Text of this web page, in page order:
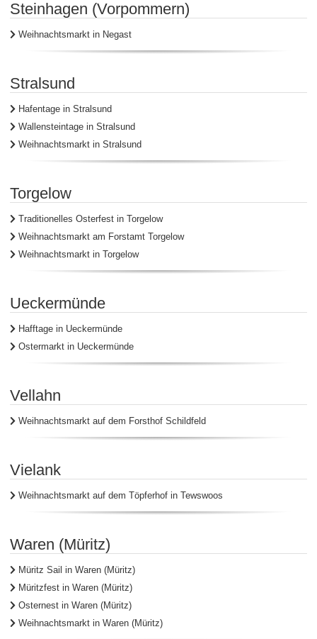
Steinhagen (Vorpommern)
Weihnachtsmarkt in Negast
Stralsund
Hafentage in Stralsund
Wallensteintage in Stralsund
Weihnachtsmarkt in Stralsund
Torgelow
Traditionelles Osterfest in Torgelow
Weihnachtsmarkt am Forstamt Torgelow
Weihnachtsmarkt in Torgelow
Ueckermünde
Hafftage in Ueckermünde
Ostermarkt in Ueckermünde
Vellahn
Weihnachtsmarkt auf dem Forsthof Schildfeld
Vielank
Weihnachtsmarkt auf dem Töpferhof in Tewswoos
Waren (Müritz)
Müritz Sail in Waren (Müritz)
Müritzfest in Waren (Müritz)
Osternest in Waren (Müritz)
Weihnachtsmarkt in Waren (Müritz)